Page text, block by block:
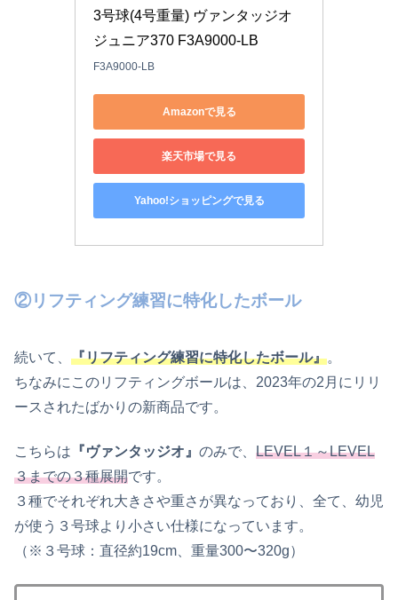
3号球(4号重量) ヴァンタッジオ
ジュニア370 F3A9000-LB
F3A9000-LB
Amazonで見る
楽天市場で見る
Yahoo!ショッピングで見る
②リフティング練習に特化したボール
続いて、 『リフティング練習に特化したボール』。
ちなみにこのリフティングボールは、2023年の2月にリリ
ースされたばかりの新商品です。
こちらは 『ヴァンタッジオ』 のみで、 LEVEL１～LEVEL
３までの３種展開です。
３種でそれぞれ大きさや重さが異なっており、全て、幼児
が使う３号球より小さい仕様になっています。
（※３号球：直径約19cm、重量300〜320g）